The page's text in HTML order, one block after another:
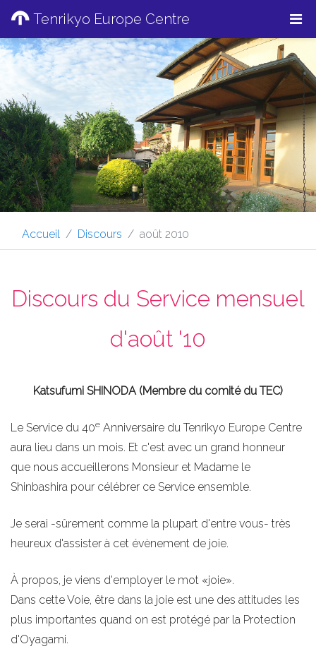
Tenrikyo Europe Centre
Accueil Discours août 2010
Discours du Service mensuel
d'août '10
Katsufumi SHINODA (Membre du comité du TEC)
Le Service du 40e Anniversaire du Tenrikyo Europe Centre
aura lieu dans un mois. Et c'est avec un grand honneur
que nous accueillerons Monsieur et Madame le
Shinbashira pour célébrer ce Service ensemble.
Je serai -sûrement comme la plupart d'entre vous- très
heureux d'assister à cet évènement de joie.
À propos, je viens d'employer le mot «joie».
Dans cette Voie, être dans la joie est une des attitudes les
plus importantes quand on est protégé par la Protection
d'Oyagami.